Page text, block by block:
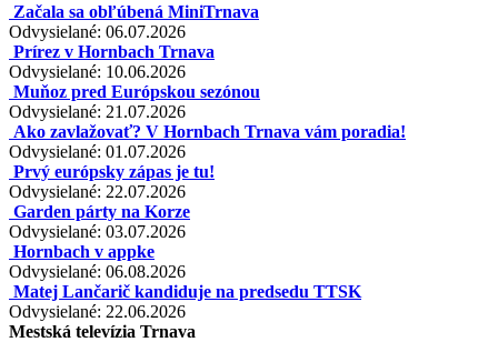
Začala sa obľúbená MiniTrnava
Odvysielané: 06.07.2026
Prírez v Hornbach Trnava
Odvysielané: 10.06.2026
Muňoz pred Európskou sezónou
Odvysielané: 21.07.2026
Ako zavlažovať? V Hornbach Trnava vám poradia!
Odvysielané: 01.07.2026
Prvý európsky zápas je tu!
Odvysielané: 22.07.2026
Garden párty na Korze
Odvysielané: 03.07.2026
Hornbach v appke
Odvysielané: 06.08.2026
Matej Lančarič kandiduje na predsedu TTSK
Odvysielané: 22.06.2026
Mestská televízia Trnava